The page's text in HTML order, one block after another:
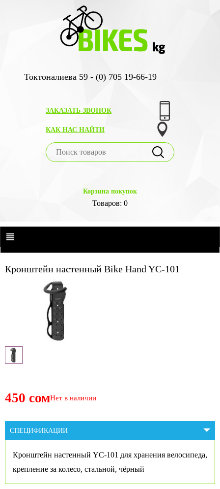
Токтоналиева 59 - (0) 705 19-66-19
ЗАКАЗАТЬ ЗВОНОК
КАК НАС НАЙТИ
Корзина покупок
Товаров: 0
Кронштейн настенный Bike Hand YC-101
450 сомНет в наличии
СПЕЦИФИКАЦИИ
Кронштейн настенный YC-101 для хранения велосипеда,
крепление за колесо, стальной, чёрный